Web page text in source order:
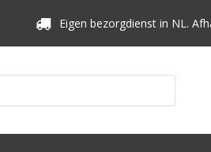
Eigen bezorgdienst in NL.